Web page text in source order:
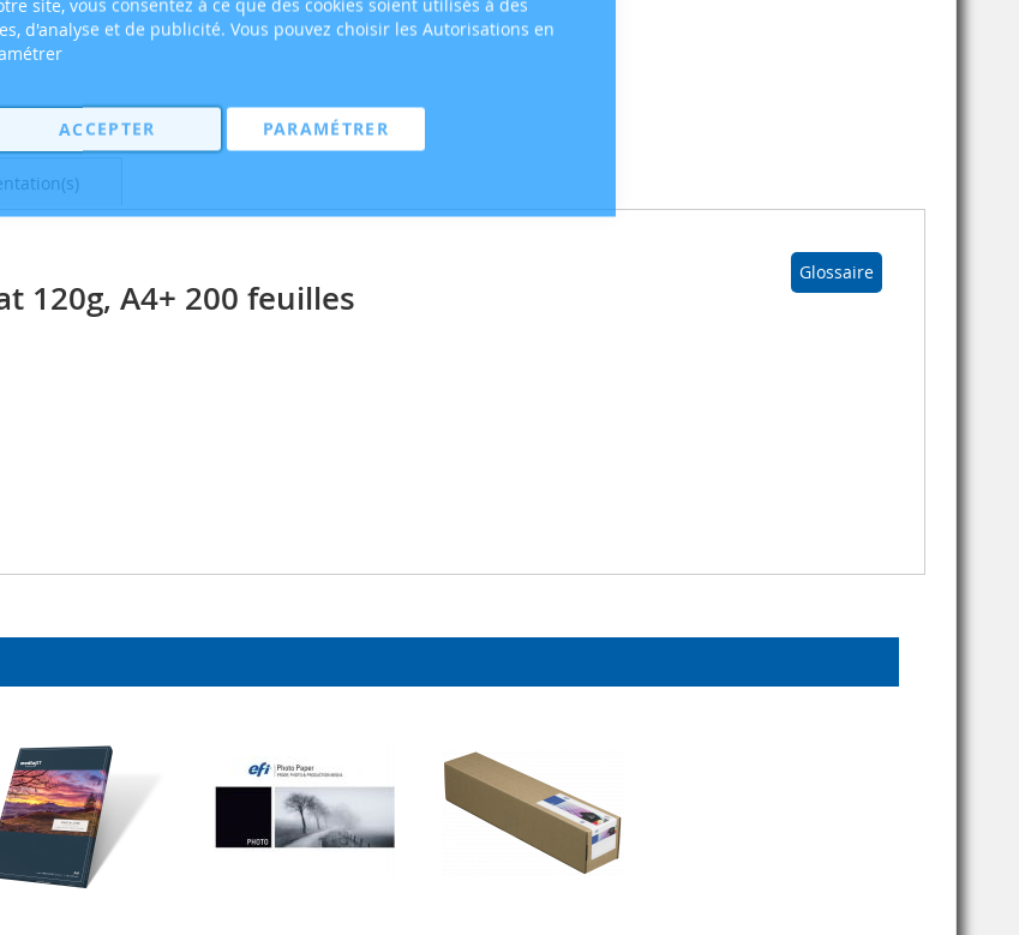
site, vous consentez à ce que des cookies soient utilisés à des
d'analyse et de publicité. Vous pouvez choisir les Autorisations en
ACCEPTER PARAMÉTRER
Glossaire
120g, A4+ 200 feuilles